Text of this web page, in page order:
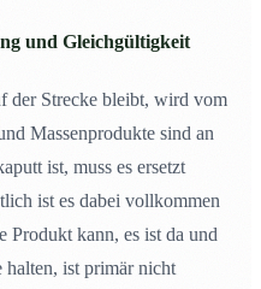
und Gleichgültigkeit
der Strecke bleibt, wird vom
Massenprodukte sind an
ist, muss es ersetzt
ist es dabei vollkommen
Produkt kann, es ist da und
ist primär nicht